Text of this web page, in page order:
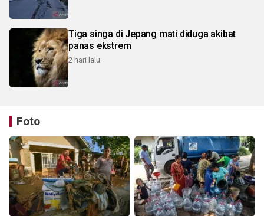
Tiga singa di Jepang mati diduga akibat
panas ekstrem
2 hari lalu
Foto